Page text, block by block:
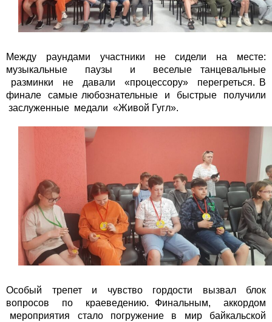
Между раундами участники не сидели на месте:
музыкальные паузы и веселые танцевальные
разминки не давали «процессору» перегреться. В
финале самые любознательные и быстрые получили
заслуженные медали «Живой Гугл».
Особый трепет и чувство гордости вызвал блок
вопросов по краеведению. Финальным, аккордом
мероприятия стало погружение в мир байкальской